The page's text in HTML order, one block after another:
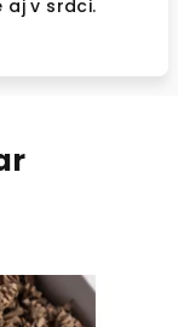
aj v srdci.